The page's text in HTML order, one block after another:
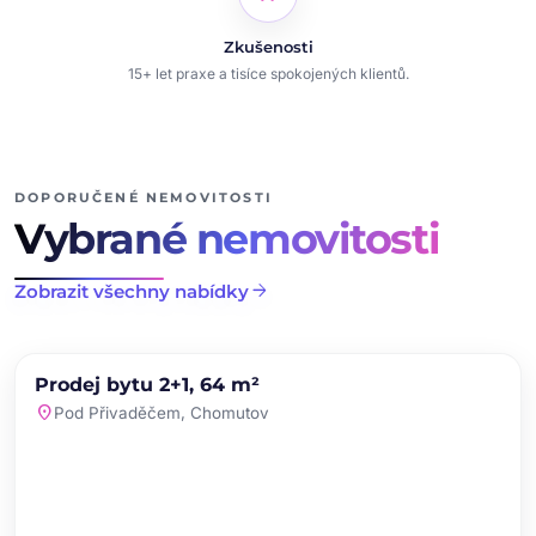
Zkušenosti
15+ let praxe a tisíce spokojených klientů.
DOPORUČENÉ NEMOVITOSTI
Vybrané nemovitosti
Zobrazit všechny nabídkyarrow_forward
PRODEJ NOVINKA
Prodej bytu 2+1, 64 m²
location_onPod Přivaděčem, Chomutov